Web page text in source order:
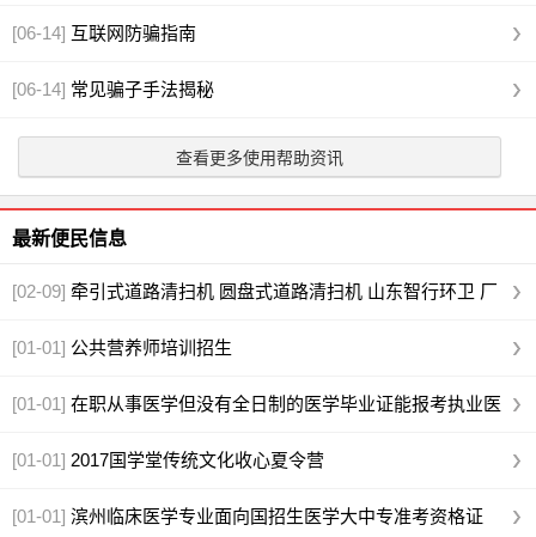
[06-14] 互联网防骗指南
[06-14] 常见骗子手法揭秘
查看更多使用帮助资讯
最新便民信息
[02-09] 牵引式道路清扫机 圆盘式道路清扫机 山东智行环卫 厂
家直销
[01-01] 公共营养师培训招生
[01-01] 在职从事医学但没有全日制的医学毕业证能报考执业医
师
[01-01] 2017国学堂传统文化收心夏令营
[01-01] 滨州临床医学专业面向国招生医学大中专准考资格证